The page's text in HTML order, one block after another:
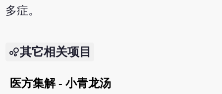
多症。
其它相关项目
医方集解 - 小青龙汤